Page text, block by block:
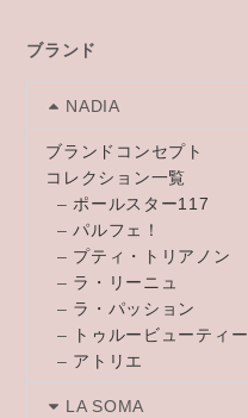
ブランド
NADIA
ブランドコンセプト
コレクション一覧
–ポールスター117
–パルフェ！
– プティ・トリアノン
– ラ・リーニュ
– ラ・パッション
–
トゥルービューティー
– アトリエ
LA SOMA